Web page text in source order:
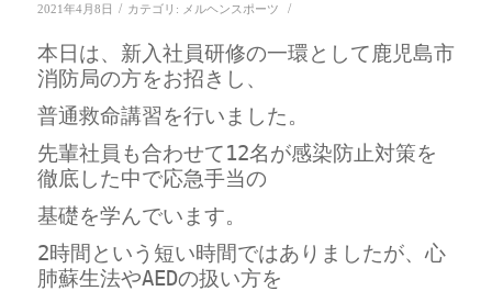
2021年4月8日 / カテゴリ: メルヘンスポーツ /
本日は、新入社員研修の一環として鹿児島市
消防局の方をお招きし、
普通救命講習を行いました。
先輩社員も合わせて12名が感染防止対策を
徹底した中で応急手当の
基礎を学んでいます。
2時間という短い時間ではありましたが、心
肺蘇生法やAEDの扱い方を